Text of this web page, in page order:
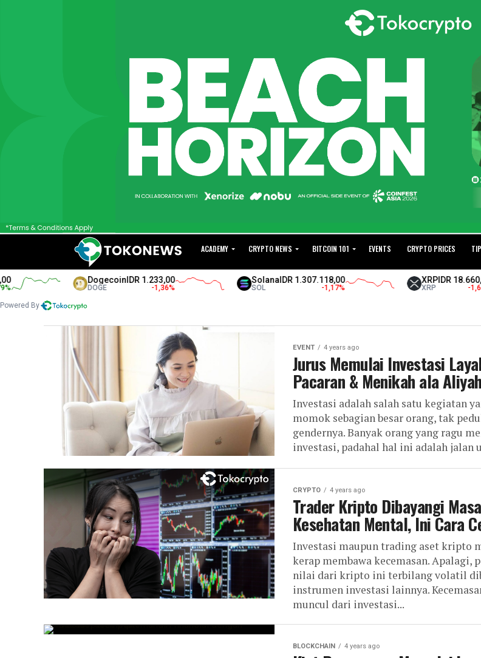
ACADEMY CRYPTO NEWS BITCOIN 101 EVENTS CRYPTO PRICES
DogecoinIDR 1.233,00 SolanaIDR 1.307.118,00
SOL
XRP IDR 18.660,00
XRP -1,68
Powered By
EVENT 4 years ago
Jurus Memulai Investasi
Pacaran & Menikah ala
Investasi adalah salah satu kegiatan
momok sebagian besar orang, tak
gendernya. Banyak orang yang ragu
investasi, padahal hal ini adalah jalan
CRYPTO 4 years ago
Trader Kripto Dibayangi
Kesehatan Mental, Ini Cara
Investasi maupun trading aset kripto
kerap membawa kecemasan. Apalagi,
nilai dari kripto ini terbilang volatil
instrumen investasi lainnya.
muncul dari investasi...
BLOCKCHAIN 4 years ago